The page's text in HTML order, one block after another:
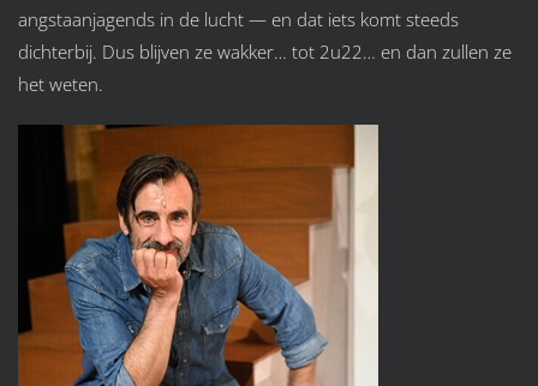
angstaanjagends in de lucht — en dat iets komt steeds
dichterbij. Dus blijven ze wakker… tot 2u22… en dan zullen ze
het weten.